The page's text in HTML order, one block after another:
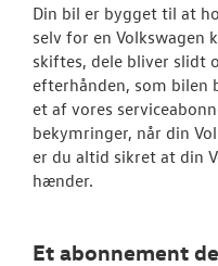
Din bil er bygget til at
selv for en Volkswagen
skiftes, dele bliver slidt
efterhånden, som bilen
et af vores
bekymringer, når din
er du altid sikret at din
hænder.
Et abonnement